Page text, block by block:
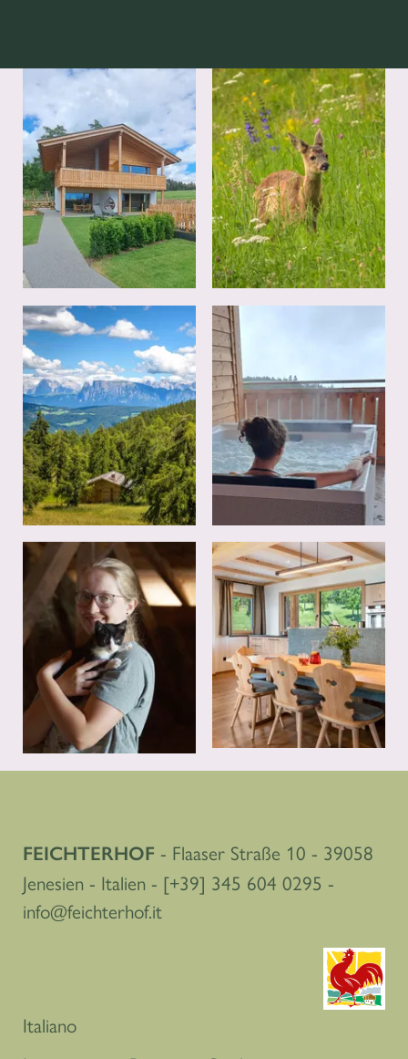
FEICHTERHOF - Flaaser Straße 10 - 39058
Jenesien - Italien - [+39] 345 604 0295 -
info@feichterhof.it
Italiano